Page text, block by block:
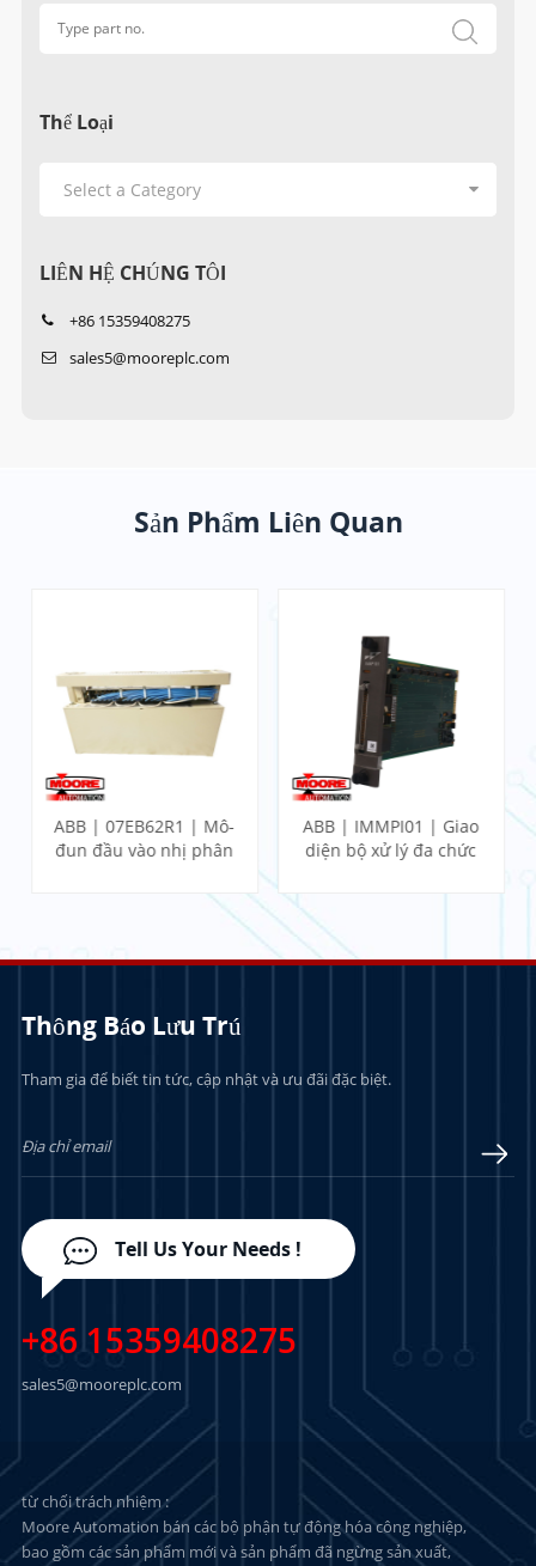
Thể Loại
LIÊN HỆ CHÚNG TÔI
+86 15359408275
sales5@mooreplc.com
Sản Phẩm Liên Quan
ABB | 07EB62R1 | Mô-
đun đầu vào nhị phân
ABB | IMMPI01 | Giao
diện bộ xử lý đa chức
Thông Báo Lưu Trú
Tham gia để biết tin tức, cập nhật và ưu đãi đặc biệt.
Tell Us Your Needs !
+86 15359408275
sales5@mooreplc.com
từ chối trách nhiệm :
Moore Automation bán các bộ phận tự động hóa công nghiệp,
bao gồm các sản phẩm mới và sản phẩm đã ngừng sản xuất,